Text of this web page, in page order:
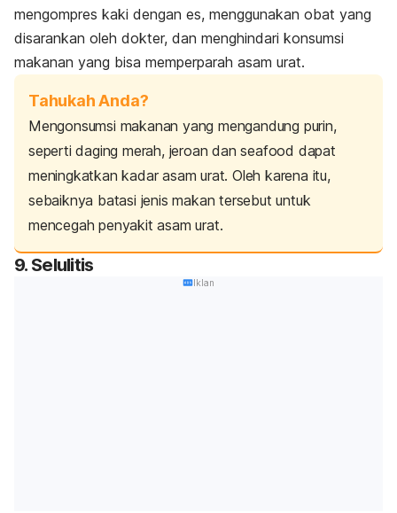
mengompres kaki dengan es, menggunakan obat yang
disarankan oleh dokter, dan menghindari konsumsi
makanan yang bisa memperparah asam urat.
Tahukah Anda?
Mengonsumsi makanan yang mengandung purin,
seperti daging merah, jeroan danseafood dapat
meningkatkan kadar asam urat. Oleh karena itu,
sebaiknya batasi jenis makan tersebut untuk
mencegah penyakit asam urat.
9. Selulitis
Iklan